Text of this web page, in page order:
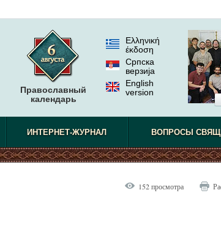
Православный
календарь
Ελληνική
έκδοση
Српска
верзиjа
English
version
ИНТЕРНЕТ-ЖУРНАЛ ВОПРОСЫ
152 просмотра